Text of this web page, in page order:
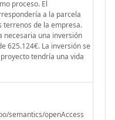
proceso. El
a la parcela
terrenos de la empresa.
necesaria una inversión
625.124€. La inversión se
tendría una vida
semantics/openAccess